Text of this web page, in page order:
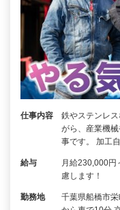
仕事内容
鉄やステンレ
がら、産業機
事です。 加工
給与
月給230,000
慮します！
勤務地
千葉県船橋市